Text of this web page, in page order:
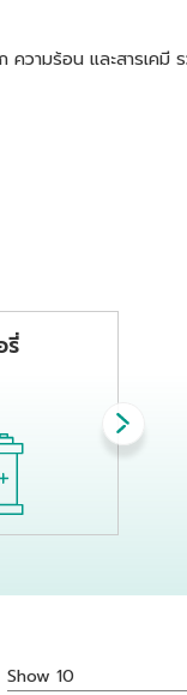
วามร้อน และสารเคมี
รี่
Show 10